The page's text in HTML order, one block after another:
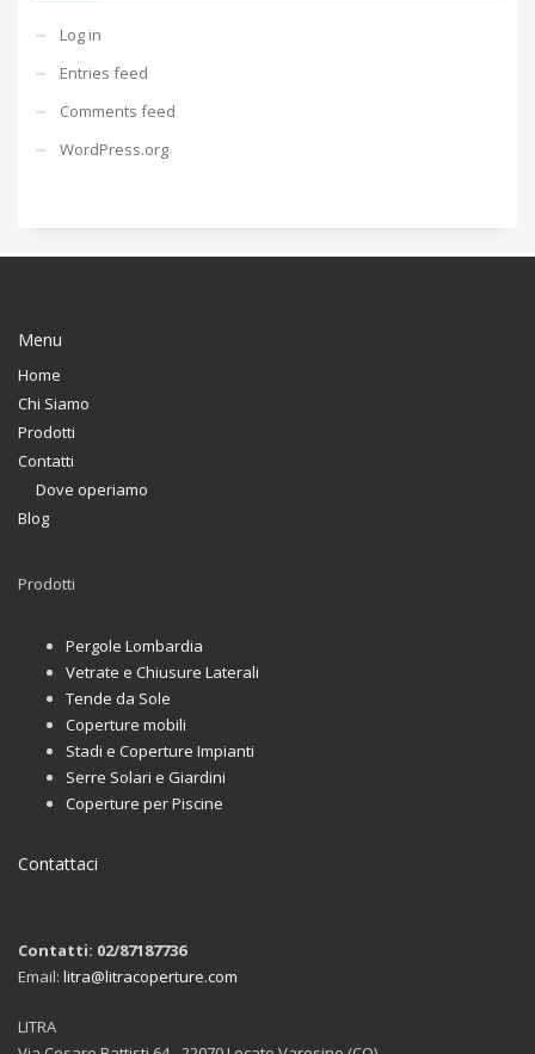
Log in
Entries feed
Comments feed
WordPress.org
Menu
Home
Chi Siamo
Prodotti
Contatti
Dove operiamo
Blog
Prodotti
Pergole Lombardia
Vetrate e Chiusure Laterali
Tende da Sole
Coperture mobili
Stadi e Coperture Impianti
Serre Solari e Giardini
Coperture per Piscine
Contattaci
Contatti: 02/87187736
Email: litra@litracoperture.com
LITRA